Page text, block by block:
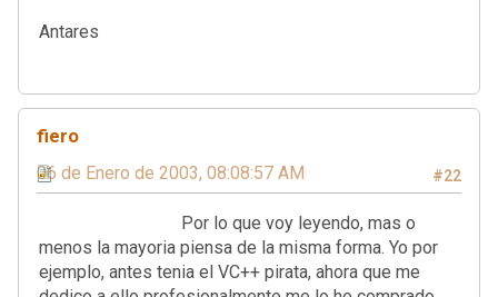
Antares
fiero
#22
06 de Enero de 2003, 08:08:57 AM
Por lo que voy leyendo, mas o
menos la mayoria piensa de la misma forma. Yo por
ejemplo, antes tenia el VC++ pirata, ahora que me